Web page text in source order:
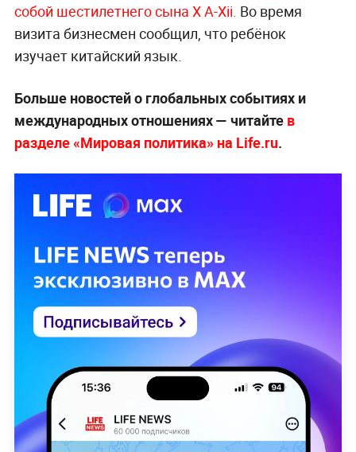
собой шестилетнего сына X A-Xii. Во время
визита бизнесмен сообщил, что ребёнок
изучает китайский язык.
Больше новостей о глобальных событиях и
международных отношениях — читайте в
разделе «Мировая политика» на Life.ru.